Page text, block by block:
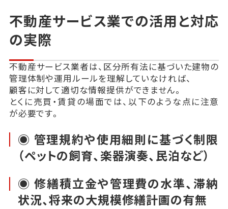
不動産サービス業での活用と対応
の実際
不動産サービス業者は、区分所有法に基づいた建物の
管理体制や運用ルールを理解していなければ、
顧客に対して適切な情報提供ができません。
とくに売買・賃貸の場面では、以下のような点に注意
が必要です。
◉ 管理規約や使用細則に基づく制限
（ペットの飼育、楽器演奏、民泊など）
◉ 修繕積立金や管理費の水準、滞納
状況、将来の大規模修繕計画の有無